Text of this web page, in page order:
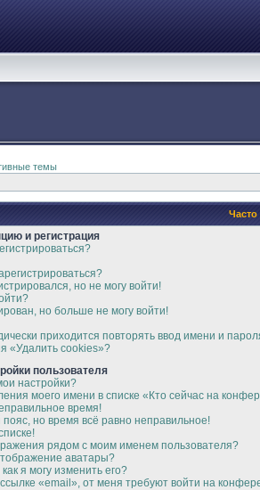
темы
и регистрация
но не могу войти!
но больше не могу войти!
приходится повторять ввод имени и
«Удалить cookies»?
пользователя
настройки?
моего имени в списке «Кто сейчас на
время!
но время всё равно неправильное!
рядом с моим именем пользователя?
аватары?
я могу изменить его?
«email», от меня требуют войти на